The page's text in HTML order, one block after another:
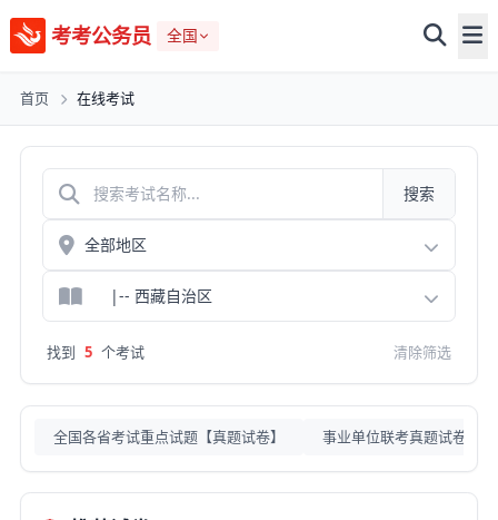
考考公务员 全国
首页 在线考试
搜索
找到 5 个考试 清除筛选
全国各省考试重点试题【真题试卷】 事业单位联考真题试卷